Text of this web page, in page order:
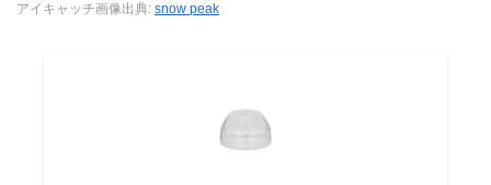
アイキャッチ画像出典: snow peak